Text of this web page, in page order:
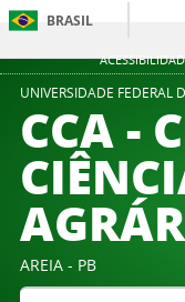
BRASIL
UNIVERSIDADE FEDERAL
CCA -
AREIA - PB
Buscar no portal